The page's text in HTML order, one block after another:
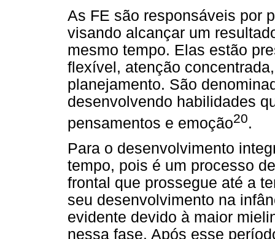
As FE são responsáveis por
visando alcançar um
mesmo tempo. Elas estão
flexível, atenção
planejamento. São
desenvolvendo habilidades
pensamentos e emoção20.
Para o desenvolvimento
tempo, pois é um processo
frontal que prossegue até a
seu desenvolvimento na
evidente devido à maior
nessa fase. Após esse